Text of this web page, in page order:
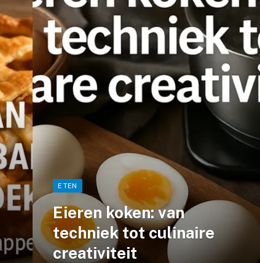
ETEN
Eieren koken: van
techniek tot culinaire
creativiteit